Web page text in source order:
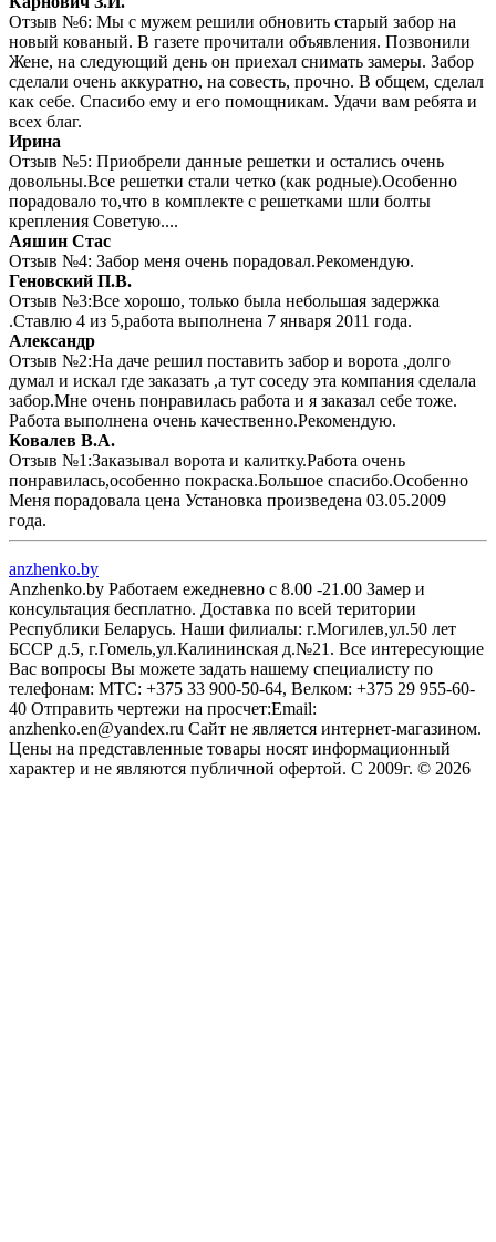
Отзыв №6: Мы с мужем решили обновить старый забор на
новый кованый. В газете прочитали объявления. Позвонили
Жене, на следующий день он приехал снимать замеры. Забор
сделали очень аккуратно, на совесть, прочно. В общем, сделал
как себе. Спасибо ему и его помощникам. Удачи вам ребята и
всех благ.
Ирина
Отзыв №5: Приобрели данные решетки и остались очень
довольны.Все решетки стали четко (как родные).Особенно
порадовало то,что в комплекте с решетками шли болты
крепления Советую....
Аяшин Стас
Отзыв №4: Забор меня очень порадовал.Рекомендую.
Геновский П.В.
Отзыв №3:Все хорошо, только была небольшая задержка
.Ставлю 4 из 5,работа выполнена 7 января 2011 года.
Александр
Отзыв №2:На даче решил поставить забор и ворота ,долго
думал и искал где заказать ,а тут соседу эта компания сделала
забор.Мне очень понравилась работа и я заказал себе тоже.
Работа выполнена очень качественно.Рекомендую.
Ковалев В.А.
Отзыв №1:Заказывал ворота и калитку.Работа очень
понравилась,особенно покраска.Большое спасибо.Особенно
Меня порадовала цена Установка произведена 03.05.2009
года.
anzhenko.by
Anzhenko.by Работаем ежедневно с 8.00 -21.00 Замер и
консультация бесплатно. Доставка по всей територии
Республики Беларусь. Наши филиалы: г.Могилев,ул.50 лет
БССР д.5, г.Гомель,ул.Калининская д.№21. Все интересующие
Вас вопросы Вы можете задать нашему специалисту по
телефонам: MTC: +375 33 900-50-64, Велком: +375 29 955-60-
40 Отправить чертежи на просчет:Email:
anzhenko.en@yandex.ru Сайт не является интернет-магазином.
Цены на представленные товары носят информационный
характер и не являются публичной офертой. С 2009г. © 2026